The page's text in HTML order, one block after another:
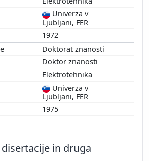
Univerza v
Ljubljani, FER
1972
Doktorat znanosti
Doktor znanosti
Elektrotehnika
Univerza v
Ljubljani, FER
1975
in druga